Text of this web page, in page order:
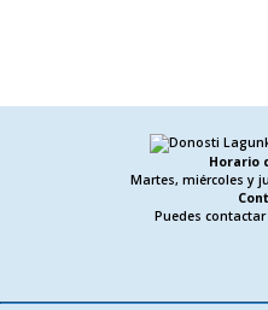
Horario
Martes, miércoles y
Puedes